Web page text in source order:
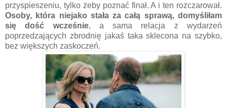
przyspieszeniu, tylko żeby poznać finał. A i ten rozczarował.
Osoby, która niejako stała za całą sprawą, domyśliłam
się dość wcześnie, a sama relacja z wydarzeń
poprzedzających zbrodnię jakaś taka sklecona na szybko,
bez większych zaskoczeń.